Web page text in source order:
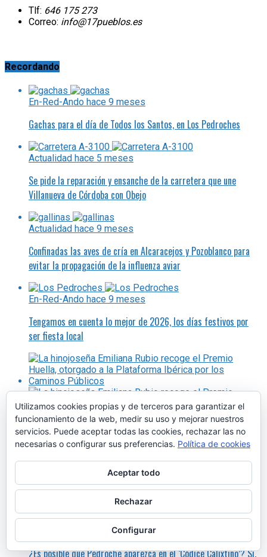
Tlf: 646 175 273
Correo: info@17pueblos.es
Recordando
En-Red-Ando hace 9 meses
Gachas para el día de Todos los Santos, en Los Pedroches
Actualidad hace 5 meses
Se pide la reparación y ensanche de la carretera que une
Villanueva de Córdoba con Obejo
Actualidad hace 9 meses
Confinadas las aves de cría en Alcaracejos y Pozoblanco para
evitar la propagación de la influenza aviar
En-Red-Ando hace 9 meses
Tengamos en cuenta lo mejor de 2026, los días festivos por
ser fiesta local
Actualidad hace 9 meses
La hinojoseña Emiliana Rubio recoge el Premio Huella, otorgado
a la Plataforma Ibérica por los Caminos Públicos
hace 7 meses
¿Es posible que Pedroche aparezca en el ‘Códice Calixtino’? Sí,
Utilizamos cookies propias y de terceros para garantizar el
funcionamiento de la web, medir su uso y mejorar nuestros
servicios. Puede aceptar todas las cookies, rechazar las no
necesarias o configurar sus preferencias. Política de cookies
Aceptar todo
Rechazar
Configurar